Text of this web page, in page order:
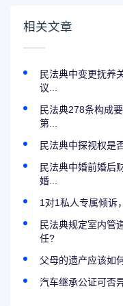
相关文章
民法典中变更抚养
议...
民法典278条构成
第...
民法典中探视权是
民法典中婚前婚后
婚...
1对1私人专属倾诉
民法典规定室内管
任?
父母的遗产应该如
汽车继承公证可否